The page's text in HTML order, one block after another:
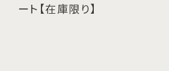
ート【在庫限り】